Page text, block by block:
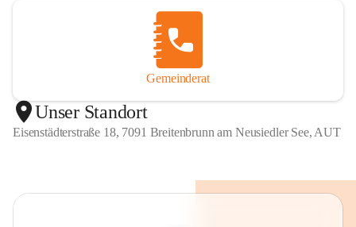
Gemeinderat
Unser Standort
Eisenstädterstraße 18, 7091 Breitenbrunn am Neusiedler See, AUT